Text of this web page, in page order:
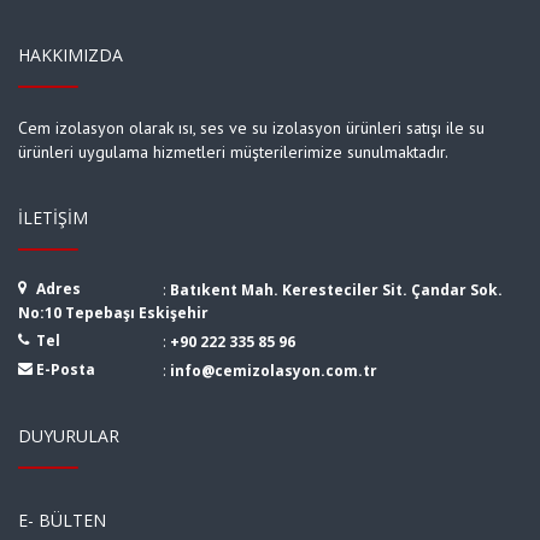
HAKKIMIZDA
Cem izolasyon olarak ısı, ses ve su izolasyon ürünleri satışı ile su
ürünleri uygulama hizmetleri müşterilerimize sunulmaktadır.
İLETIŞIM
Adres : Batıkent Mah. Keresteciler Sit. Çandar Sok.
No:10 Tepebaşı Eskişehir
Tel
: +90 222 335 85 96
E-Posta
: info@cemizolasyon.com.tr
DUYURULAR
E- BÜLTEN